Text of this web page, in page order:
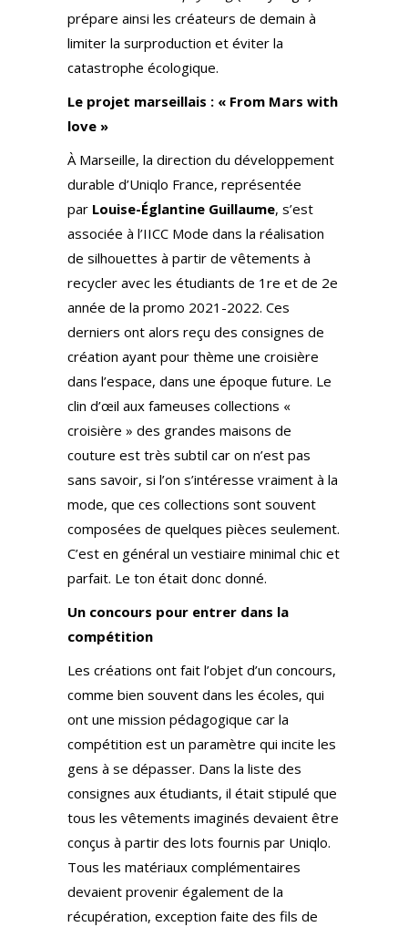
prépare ainsi les créateurs de demain à
limiter la surproduction et éviter la
catastrophe écologique.
Le projet marseillais : « From Mars with
love »
À Marseille, la direction du développement
durable d’Uniqlo France, représentée
par Louise-Églantine Guillaume, s’est
associée à l’IICC Mode dans la réalisation
de silhouettes à partir de vêtements à
recycler avec les étudiants de 1re et de 2e
année de la promo 2021-2022. Ces
derniers ont alors reçu des consignes de
création ayant pour thème une croisière
dans l’espace, dans une époque future. Le
clin d’œil aux fameuses collections «
croisière » des grandes maisons de
couture est très subtil car on n’est pas
sans savoir, si l’on s’intéresse vraiment à la
mode, que ces collections sont souvent
composées de quelques pièces seulement.
C’est en général un vestiaire minimal chic et
parfait. Le ton était donc donné.
Un concours pour entrer dans la
compétition
Les créations ont fait l’objet d’un concours,
comme bien souvent dans les écoles, qui
ont une mission pédagogique car la
compétition est un paramètre qui incite les
gens à se dépasser. Dans la liste des
consignes aux étudiants, il était stipulé que
tous les vêtements imaginés devaient être
conçus à partir des lots fournis par Uniqlo.
Tous les matériaux complémentaires
devaient provenir également de la
récupération, exception faite des fils de